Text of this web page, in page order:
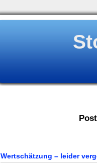
Wertschätzung – leider